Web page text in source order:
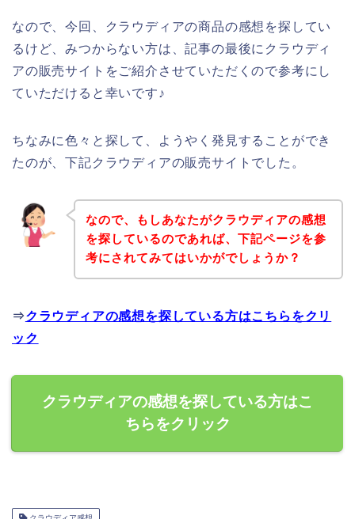
なので、今回、クラウディアの商品の感想を探してい
るけど、みつからない方は、記事の最後にクラウディ
アの販売サイトをご紹介させていただくので参考にし
ていただけると幸いです♪
ちなみに色々と探して、ようやく発見することができ
たのが、下記クラウディアの販売サイトでした。
なので、もしあなたがクラウディアの感想
を探しているのであれば、下記ページを参
考にされてみてはいかがでしょうか？
⇒クラウディアの感想を探している方はこちらをクリ
ック
クラウディアの感想を探している方はこ
ちらをクリック